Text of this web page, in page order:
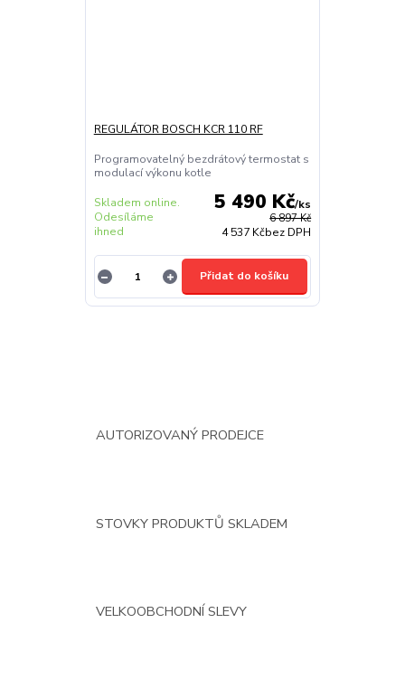
REGULÁTOR BOSCH KCR 110 RF
Programovatelný bezdrátový termostat s
modulací výkonu kotle
6 897 Kč
5 490 Kč/ks
4 537 Kčbez DPH
Skladem online.
Odesíláme
ihned
Přidat do košíku
AUTORIZOVANÝ PRODEJCE
STOVKY PRODUKTŮ SKLADEM
VELKOOBCHODNÍ SLEVY